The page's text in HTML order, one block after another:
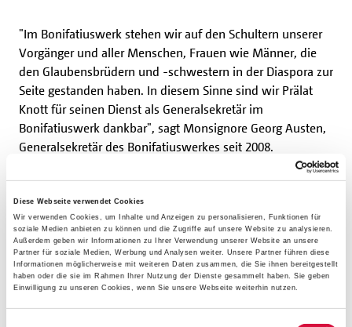
Diese Webseite verwendet Cookies
Wir verwenden Cookies, um Inhalte und Anzeigen zu personalisieren, Funktionen für
soziale Medien anbieten zu können und die Zugriffe auf unsere Website zu analysieren.
Außerdem geben wir Informationen zu Ihrer Verwendung unserer Website an unsere
Partner für soziale Medien, Werbung und Analysen weiter. Unsere Partner führen diese
Informationen möglicherweise mit weiteren Daten zusammen, die Sie ihnen bereitgestellt
haben oder die sie im Rahmen Ihrer Nutzung der Dienste gesammelt haben. Sie geben
Einwilligung zu unseren Cookies, wenn Sie unsere Webseite weiterhin nutzen.
"Im Bonifatiuswerk stehen wir auf den Schultern unserer
Vorgänger und aller Menschen, Frauen wie Männer, die
den Glaubensbrüdern und -schwestern in der Diaspora zur
Seite gestanden haben. In diesem Sinne sind wir Prälat
Knott für seinen Dienst als Generalsekretär im
Bonifatiuswerk dankbar", sagt Monsignore Georg Austen,
Generalsekretär des Bonifatiuswerkes seit 2008.
Das Leben des ehemaligen
Generalsekretärs
Prälat Roland Knott wurde am 11. Oktober 1928 in Köln
geboren. Nach seinem Theologiestudium in Fulda wurde
er 1955 zum Priester geweiht. Bereits im darauffolgenden
Jahr kam er zum ersten Mal in Kontakt mit Adolph Kolping